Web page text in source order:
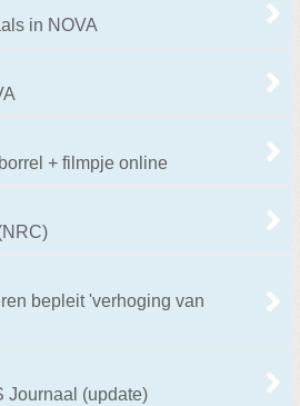
in NOVA
+ filmpje online
bepleit 'verhoging van
Journaal (update)